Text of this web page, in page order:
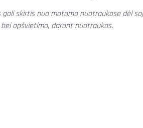
gali skirtis nuo matomo nuotraukose dėl
apšvietimo, darant nuotraukas.